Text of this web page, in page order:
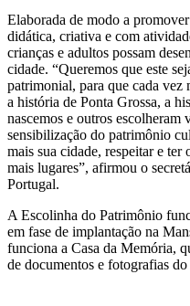
Elaborada de modo a
didática, criativa e com
crianças e adultos possam
cidade. “Queremos que este
patrimonial, para que cada vez
a história de Ponta Grossa, a
nascemos e outros
sensibilização do patrimônio
mais sua cidade, respeitar e
mais lugares”, afirmou o
Portugal.
A Escolinha do Patrimônio
em fase de implantação na
funciona a Casa da Memória,
de documentos e fotografias do